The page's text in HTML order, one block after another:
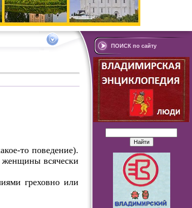
то поведение).
всячески
греховно или
ПОИСК по сайту